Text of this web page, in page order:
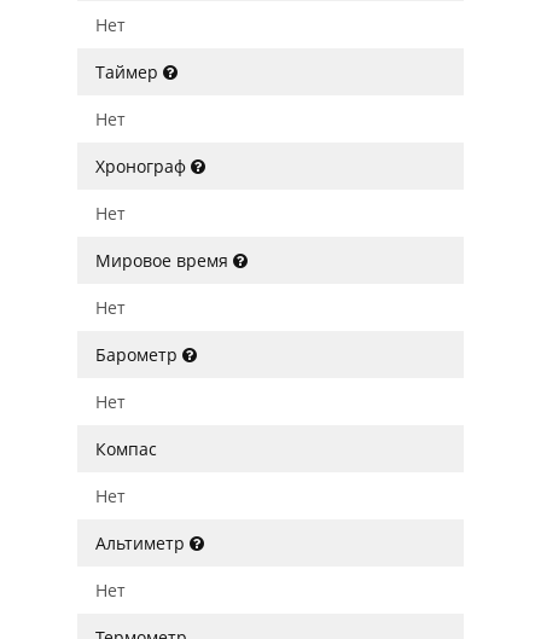
Нет
Таймер
Нет
Хронограф
Нет
Мировое время
Нет
Барометр
Нет
Компас
Нет
Альтиметр
Нет